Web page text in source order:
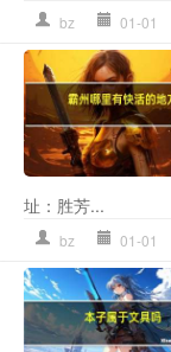
bz 01-01
址：胜芳...
bz 01-01